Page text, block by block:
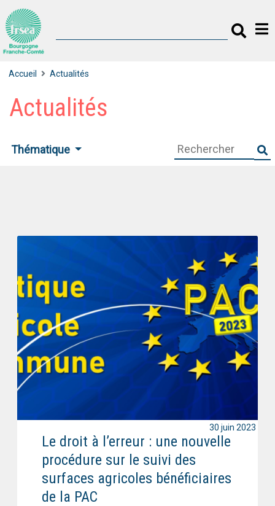
Accueil Actualités
Actualités
Thématique
Le droit à l’erreur : une nouvelle
procédure sur le suivi des
surfaces agricoles bénéficiaires
de la PAC
30 juin 2023